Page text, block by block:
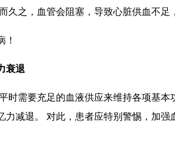
久之，血管会阻塞，导致心脏供血不足
！
衰退
时需要充足的血液供应来维持各项基
减退。 对此，患者应特别警惕，加强